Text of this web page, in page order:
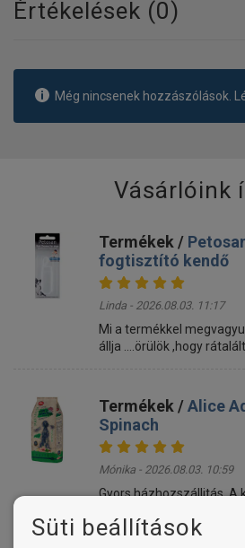
Értékelések (0)
Még nincsenek hozzászólások.
Vásárlóink
Termékek /
fogtisztító kendő
Linda - 2026.08.03. 11:17
Mi a termékkel
állja ....örülök ,hogy
Termékek /Alice
Spinach
Mónika - 2026.08.03. 10:59
Gyors házhozszállitás. A
Süti beállítások